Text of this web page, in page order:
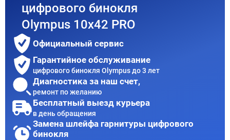
цифрового бинокля
Olympus 10x42 PRO
Официальный сервис
Гарантийное обслуживание
цифрового бинокля Olympus до 3 лет
Диагностика за наш счет,
ремонт по желанию
Бесплатный выезд курьера
в день обращения
Замена шлейфа гарнитуры цифрового
бинокля